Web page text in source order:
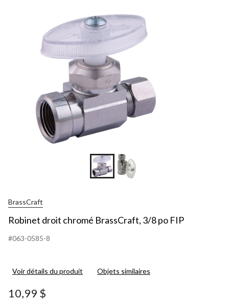
BrassCraft
Robinet droit chromé BrassCraft, 3/8 po FIP
#063-0585-8
Voir détails du produit Objets similaires
10,99 $